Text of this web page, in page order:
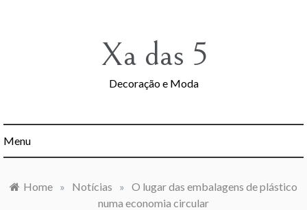
Xa das 5
Decoração e Moda
Menu
Home » Notícias » O lugar das embalagens de plástico
numa economia circular